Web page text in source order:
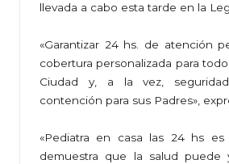
llevada a cabo esta tarde en la
«Garantizar 24 hs. de atención
cobertura personalizada para
Ciudad y, a la vez,
contención para sus Padres»,
«Pediatra en casa las 24 hs
demuestra que la salud puede